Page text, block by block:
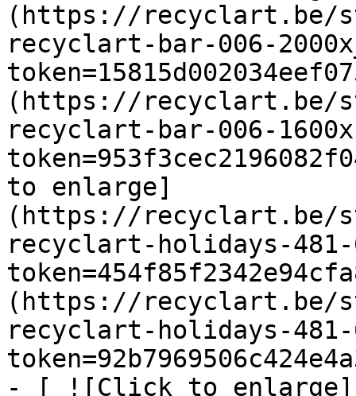
(https://recyclart.be/
recyclart-bar-006-
(https://recyclart.be/
recyclart-bar-006-
to enlarge]
(https://recyclart.be/
recyclart-holidays-481-
(https://recyclart.be/
recyclart-holidays-481-
- [ ![Click to enlarge]